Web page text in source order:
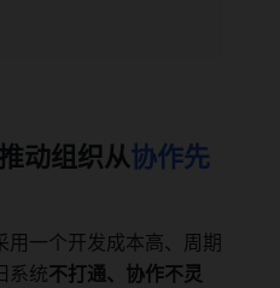
动组织从协作先
用一个开发成本高、周期
系统不打通、协作不灵